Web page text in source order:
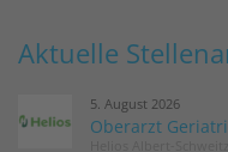
Aktuelle
5. August 2026
Oberarzt